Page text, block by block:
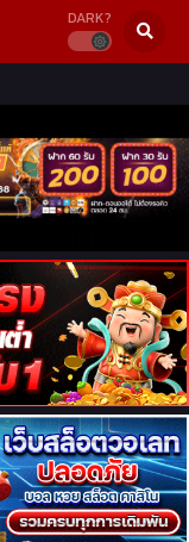
DARK?